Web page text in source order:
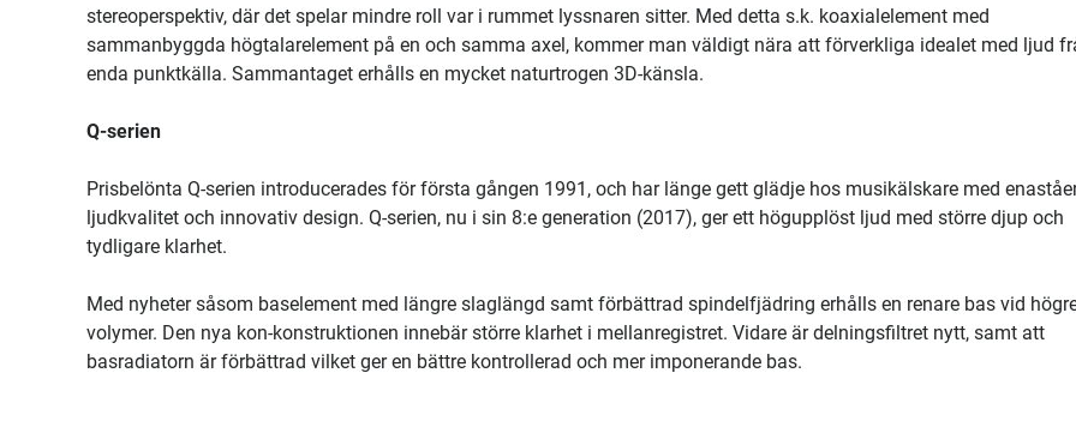
stereoperspektiv, där det spelar mindre roll var i rummet lyssnaren sitter. Med detta s.k. koaxialelement med
sammanbyggda högtalarelement på en och samma axel, kommer man väldigt nära att förverkliga idealet med ljud
enda punktkälla. Sammantaget erhålls en mycket naturtrogen 3D-känsla.
Q-serien
Prisbelönta Q-serien introducerades för första gången 1991, och har länge gett glädje hos musikälskare med
ljudkvalitet och innovativ design. Q-serien, nu i sin 8:e generation (2017), ger ett högupplöst ljud med större djup och
tydligare klarhet.
Med nyheter såsom baselement med längre slaglängd samt förbättrad spindelfjädring erhålls en renare bas vid
volymer. Den nya kon-konstruktionen innebär större klarhet i mellanregistret. Vidare är delningsfiltret nytt, samt att
basradiatorn är förbättrad vilket ger en bättre kontrollerad och mer imponerande bas.